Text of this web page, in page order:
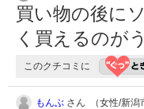
買い物の後に
く買えるのが
このクチコミに
もんぶ さん （女性/新潟